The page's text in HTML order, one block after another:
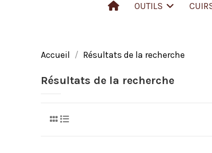
OUTILS
Accueil Résultats de la recherche
Résultats de la recherche